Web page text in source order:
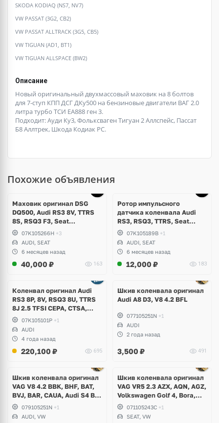
SKODA KODIAQ (NS7, NV7)
VW PASSAT (3G2, CB2)
VW PASSAT ALLTRACK (3G5, CB5)
VW TIGUAN (AD1, BT1)
VW TIGUAN ALLSPACE (BW2)
Описание
Новый оригинальный двухмассовый маховик на 8 болтов
для 7-ступ КПП ДСГ ДКу500 на бензиновые двигатели ВАГ 2.0
литра турбо ТСИ ЕА888 ген 3.
Подходит: Ауди Ку3, Фольксваген Тигуан 2 Аллспейс, Пассат
Б8 Аллтрек, Шкода Кодиак РС.
Похожие объявления
Маховик оригинал DSG
DQ500, Audi RS3 8V, TTRS
8S, RSQ3 F3, Seat
Formentor Cupra 2.5 TFSI
Evo, DAZA, DNWA, DNWB
07K105266H +3
AUDI, SEAT
6 месяцев назад
40,000 ₽ 163
Ротор импульсного
датчика коленвала Audi
RS3, RSQ3, TTRS, Seat
Formentor Cupra, 2.5 TFSI
CEPA, CTSA, CZGA, CZGB,
DAZA, DNWA, DNWB
07K105189B +1
AUDI, SEAT
6 месяцев назад
12,000 ₽ 183
Коленвал оригинал Audi
RS3 8P, 8V, RSQ3 8U, TTRS
8J 2.5 TFSI CEPA, CTSA,
CGZA, CGZB
07K105101P +1
AUDI
4 года назад
220,100 ₽ 695
Шкив коленвала оригинал
Audi A8 D3, V8 4.2 BFL
077105251N +1
AUDI
2 года назад
3,500 ₽ 491
Шкив коленвала оригинал
VAG V8 4.2 BBK, BHF, BAT,
BVJ, BAR, CAUA, Audi S4 B7,
S5, S6 C6, A6 Allroad, A8 D3,
D4, Q7, Volkswagen Touareg
079105251N +1
AUDI, VW
Шкив коленвала оригинал
VAG VR5 2.3 AZX, AQN, AGZ,
Volkswagen Golf 4, Bora,
Passat B5, B5+, Beetle, Seat
Leon, Toledo
071105243С +1
SEAT, VW